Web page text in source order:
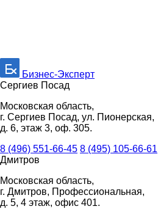
Бизнес-Эксперт
Сергиев Посад
Московская область,
г. Сергиев Посад, ул. Пионерская,
д. 6, этаж 3, оф. 305.
8 (496) 551-66-45 8 (495) 105-66-61
Дмитров
Московская область,
г. Дмитров, Профессиональная,
д. 5, 4 этаж, офис 401.